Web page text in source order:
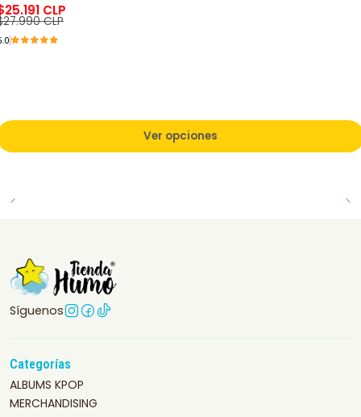
CLP
CLP
Ver opciones
Síguenos
Categorías
ALBUMS KPOP
MERCHANDISING